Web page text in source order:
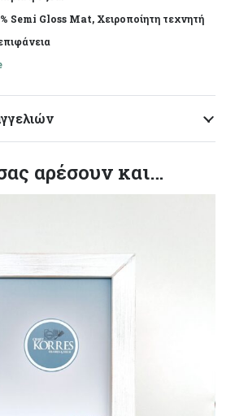
Semi Gloss Mat, Χειροποίητη τεχνητή
αρέσουν και…